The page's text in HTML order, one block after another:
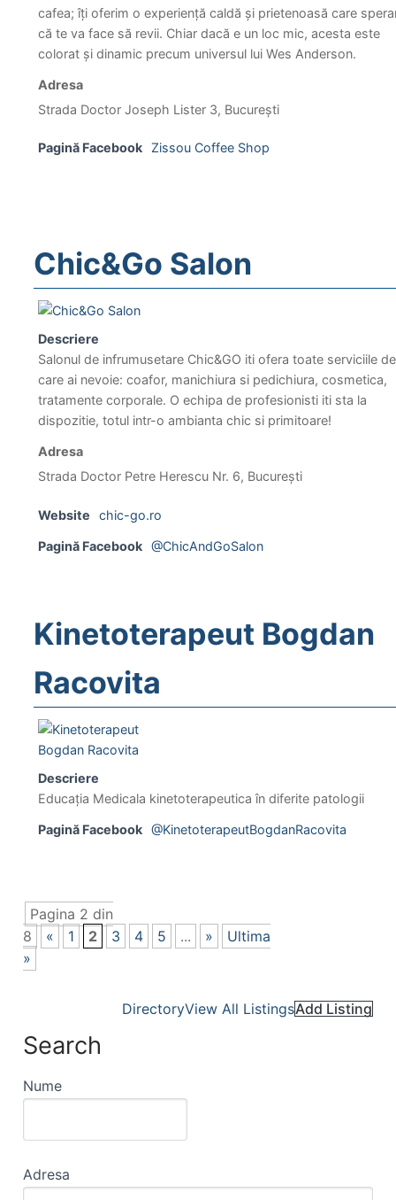
cafea; îți oferim o experiență caldă și prietenoasă care
că te va face să revii. Chiar dacă e un loc mic, acesta este
colorat și dinamic precum universul lui Wes Anderson.
Adresa
Strada Doctor Joseph Lister 3, București
Pagină Facebook Zissou Coffee Shop
Chic&Go Salon
Descriere
Salonul de infrumusetare Chic&GO iti ofera toate serviciile de
care ai nevoie: coafor, manichiura si pedichiura, cosmetica,
tratamente corporale. O echipa de profesionisti iti sta la
dispozitie, totul intr-o ambianta chic si primitoare!
Adresa
Strada Doctor Petre Herescu Nr. 6, București
Website chic-go.ro
Pagină Facebook @ChicAndGoSalon
Kinetoterapeut Bogdan
Racovita
Descriere
Educația Medicala kinetoterapeutica în diferite patologii
Pagină Facebook @KinetoterapeutBogdanRacovita
Pagina 2 din
8
« 1 2 3 4 5 ... »
Ultima
»
DirectoryView All ListingsAdd Listing
Search
Nume
Adresa